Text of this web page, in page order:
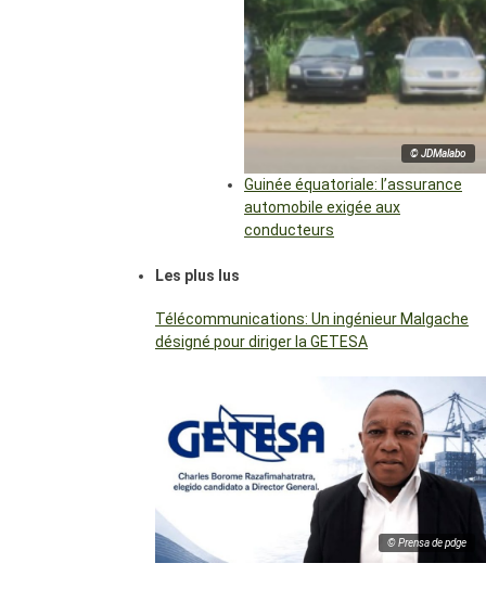
© JDMalabo
Guinée équatoriale: l’assurance
automobile exigée aux
conducteurs
Les plus lus
Télécommunications: Un ingénieur Malgache
désigné pour diriger la GETESA
© Prensa de pdge